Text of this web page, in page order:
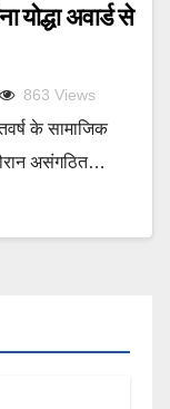
योद्धा अवार्ड से
863 Views
के सामाजिक
असंगठित…